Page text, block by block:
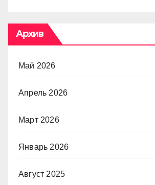
Архив
Май 2026
Апрель 2026
Март 2026
Январь 2026
Август 2025